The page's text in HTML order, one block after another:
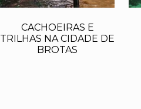
CACHOEIRAS E
TRILHAS NA CIDADE DE
BROTAS